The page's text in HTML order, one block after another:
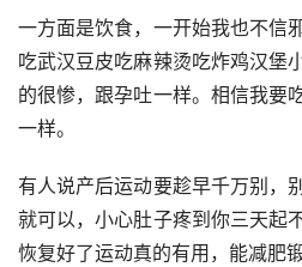
一方面是饮食，一开始我也不信
吃武汉豆皮吃麻辣烫吃炸鸡汉堡
的很惨，跟孕吐一样。相信我要
一样。
有人说产后运动要趁早千万别，
就可以，小心肚子疼到你三天起
恢复好了运动真的有用，能减肥